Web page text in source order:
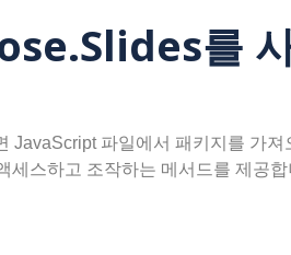
를
파일에서 패키지를 가
세스하고 조작하는 메서드를 제공합